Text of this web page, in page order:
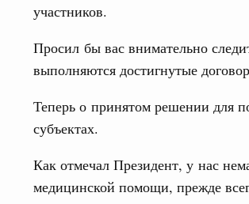
участников.
Просил бы вас внимательно
выполняются достигнутые
Теперь о принятом решении для
субъектах.
Как отмечал Президент, у нас
медицинской помощи, прежде
Евразийский экономический союз.
принял участие во
Жапарова с главами
заседания Евразийского
совета
Общие вопросы промышленной политики
провёл заседание